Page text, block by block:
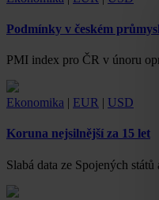
Podmínky v českém
PMI index pro ČR v únoru
Ekonomika | EUR | USD
Koruna nejsilnější za 15 let
Slabá data ze Spojených